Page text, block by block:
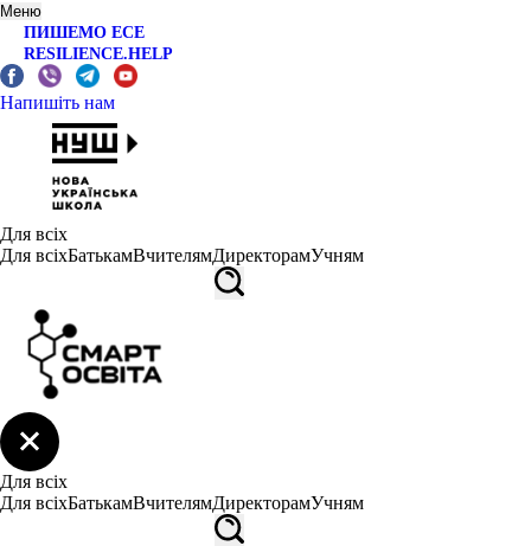
Меню
ПИШЕМО ЕСЕ
RESILIENCE.HELP
Напишіть нам
Для всіх
Для всіхБатькамВчителямДиректорамУчням
Для всіх
Для всіхБатькамВчителямДиректорамУчням